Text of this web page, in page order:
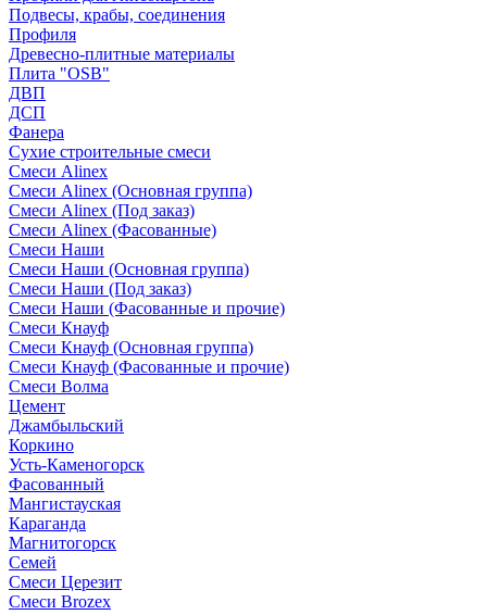
Подвесы, крабы, соединения
Профиля
Древесно-плитные материалы
Плита "OSB"
ДВП
ДСП
Фанера
Сухие строительные смеси
Смеси Alinex
Смеси Alinex (Основная группа)
Смеси Alinex (Под заказ)
Смеси Alinex (Фасованные)
Смеси Наши
Смеси Наши (Основная группа)
Смеси Наши (Под заказ)
Смеси Наши (Фасованные и прочие)
Смеси Кнауф
Смеси Кнауф (Основная группа)
Смеси Кнауф (Фасованные и прочие)
Смеси Волма
Цемент
Джамбыльский
Коркино
Усть-Каменогорск
Фасованный
Мангистауская
Караганда
Магнитогорск
Семей
Смеси Церезит
Смеси Brozex